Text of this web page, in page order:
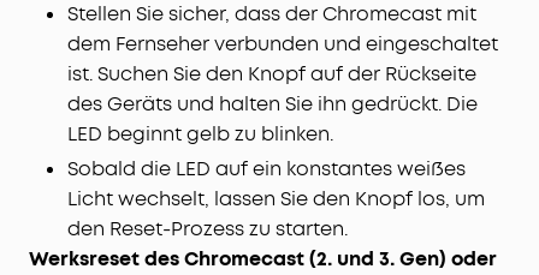
Stellen Sie sicher, dass der Chromecast mit
dem Fernseher verbunden und eingeschaltet
ist. Suchen Sie den Knopf auf der Rückseite
des Geräts und halten Sie ihn gedrückt. Die
LED beginnt gelb zu blinken.
Sobald die LED auf ein konstantes weißes
Licht wechselt, lassen Sie den Knopf los, um
den Reset-Prozess zu starten.
Werksreset des Chromecast (2. und 3. Gen) oder